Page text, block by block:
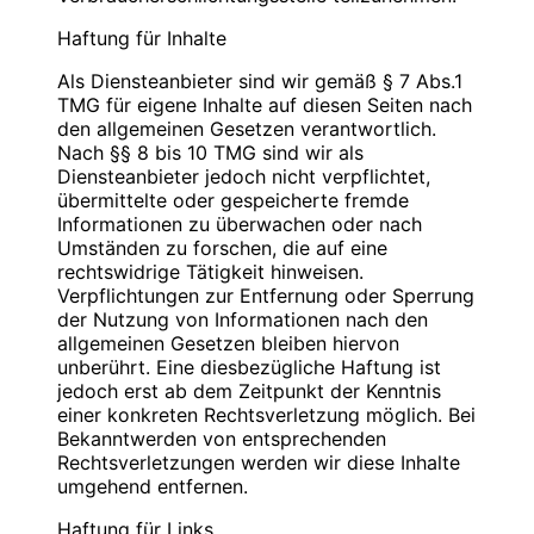
Blauweb.DE Internet-Solutions, Inhaber
Christan Hinzmann
Firmierung: BlauWeb.DE Internet-Solutions
Name: Christian Hinzmann
Strasse: Friedhofsweg 5
PLZ/Ort: 12529 Schönefeld
E-Mail: info@blauweb.de
Telefon: 03379 591001
Telefax: 03379 591 002
Mobil: 0176 277 50500
Umsatzsteuer-Identifikationsnummer gemäß §
27 a Umsatzsteuergesetz:
DE 283623660
Inhaber: Christian Hinzmann
Verantwortlich für den Inhalt nach § 55 Abs. 2
RStV:
Name: Christian Hinzmann
Strasse: Friedhofsweg 5
Verantwortliche Stelle
Name: Christian Hinzmann
Strasse: Friedhofsweg 5
PLZ/Ort: 12529 Schönefeld
E-Mail: info@blauweb.de
Mobil: 0176 277 50500
Cookies
Zur besseren Benutzerführung setzen wir Cookies
ein. Durch die Verwendung von Cookies wird die
Nutzung von Webseiten für den Nutzer vereinfacht.
Bestimmte Seiten sind ohne deren Einsatz nicht oder
nicht fehlerfrei aufrufbar. Diese Gründe stellen auch
das berechtigte Interesse für diese
Datenverarbeitung nach Art. 6 Abs. 1 lit. f DSGVO
dar (die Nutzung von Cookies zu Analysezwecken
wird in einem anderen Punkt behandelt). Gängige
Browser bieten die Einstellungsmöglichkeit, Cookies
Haftung für Inhalte
Als Diensteanbieter sind wir gemäß § 7 Abs.1
TMG für eigene Inhalte auf diesen Seiten nach
den allgemeinen Gesetzen verantwortlich.
Nach §§ 8 bis 10 TMG sind wir als
Diensteanbieter jedoch nicht verpflichtet,
übermittelte oder gespeicherte fremde
Informationen zu überwachen oder nach
Umständen zu forschen, die auf eine
rechtswidrige Tätigkeit hinweisen.
Verpflichtungen zur Entfernung oder Sperrung
der Nutzung von Informationen nach den
allgemeinen Gesetzen bleiben hiervon
unberührt. Eine diesbezügliche Haftung ist
jedoch erst ab dem Zeitpunkt der Kenntnis
einer konkreten Rechtsverletzung möglich. Bei
Bekanntwerden von entsprechenden
Rechtsverletzungen werden wir diese Inhalte
umgehend entfernen.
Haftung für Links